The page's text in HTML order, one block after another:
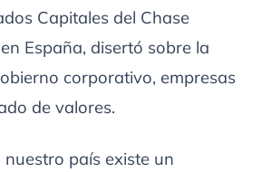
Capitales del Chase
España, disertó sobre la
corporativo, empresas
de valores.
nuestro país existe un